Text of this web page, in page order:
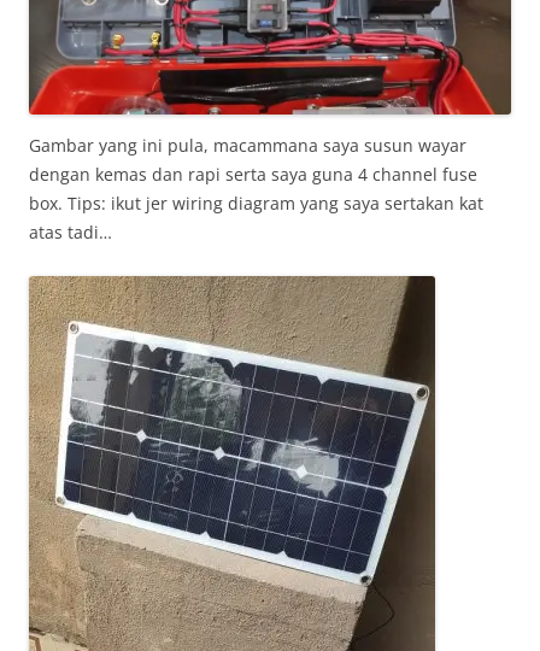
Gambar yang ini pula, macammana saya susun wayar
dengan kemas dan rapi serta saya guna 4 channel fuse
box. Tips: ikut jer wiring diagram yang saya sertakan kat
atas tadi…